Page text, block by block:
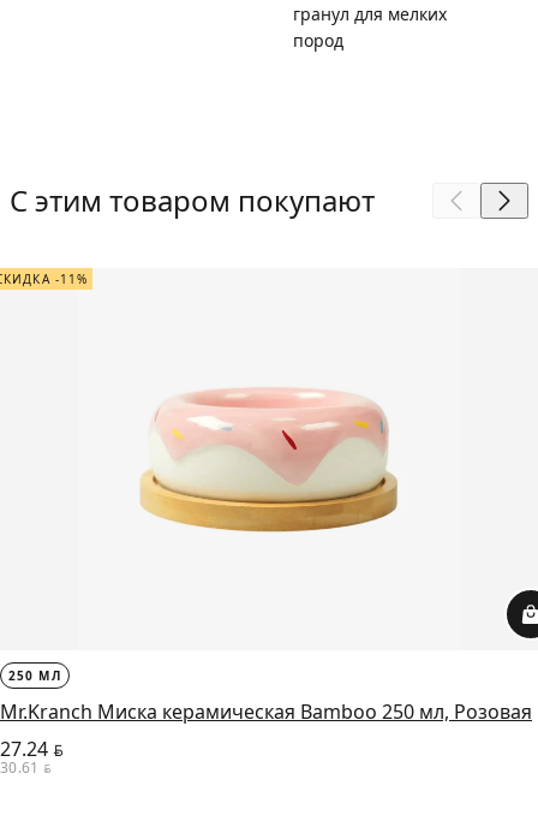
гранул для мелких
пород
С этим товаром покупают
-11%
250 МЛ
Mr.Kranch Миска керамическая Bamboo 250 мл, Розовая
27.24 BYN
30.61 BYN